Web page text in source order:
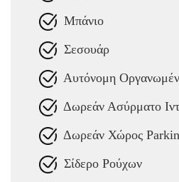
Μπάνιο
Σεσουάρ
Αυτόνομη
Δωρεάν Ασύρματο
Δωρεάν Χώρος
Σίδερο Ρούχων